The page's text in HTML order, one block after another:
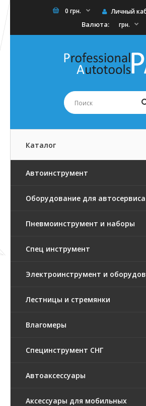
0 грн. Личный
Валюта: грн.
Каталог
Автоинструмент
Оборудование для автосервиса
Пневмоинструмент и наборы
Спец инструмент
Электроинструмент и
Лестницы и стремянки
Влагомеры
Специнструмент СНГ
Автоаксессуары
Аксессуары для мобильных